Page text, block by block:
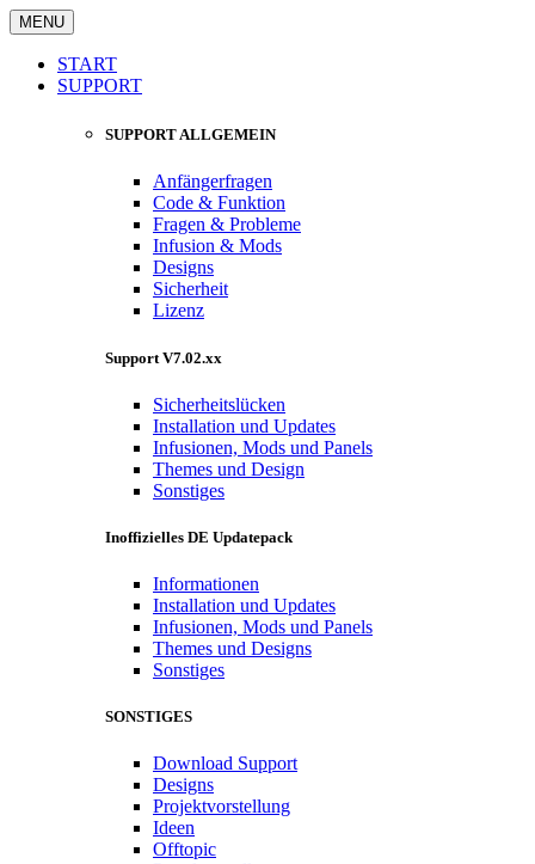
MENU
START
SUPPORT
SUPPORT ALLGEMEIN
Anfängerfragen
Code & Funktion
Fragen & Probleme
Infusion & Mods
Designs
Sicherheit
Lizenz
Support V7.02.xx
Sicherheitslücken
Installation und Updates
Infusionen, Mods und Panels
Themes und Design
Sonstiges
Inoffizielles DE Updatepack
Informationen
Installation und Updates
Infusionen, Mods und Panels
Themes und Designs
Sonstiges
SONSTIGES
Download Support
Designs
Projektvorstellung
Ideen
Offtopic